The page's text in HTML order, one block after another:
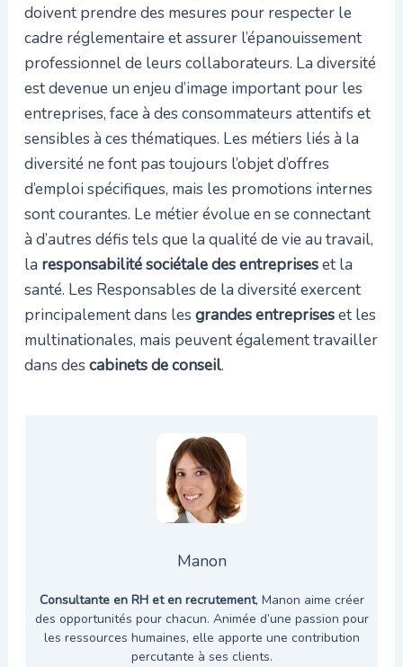
doivent prendre des mesures pour respecter le
cadre réglementaire et assurer l’épanouissement
professionnel de leurs collaborateurs. La diversité
est devenue un enjeu d’image important pour les
entreprises, face à des consommateurs attentifs et
sensibles à ces thématiques. Les métiers liés à la
diversité ne font pas toujours l’objet d’offres
d’emploi spécifiques, mais les promotions internes
sont courantes. Le métier évolue en se connectant
à d’autres défis tels que la qualité de vie au travail,
la responsabilité sociétale des entrepriseset la
santé. Les Responsables de la diversité exercent
principalement dans les grandes entrepriseset les
multinationales, mais peuvent également travailler
dans des cabinets de conseil.
Manon
Consultante en RH et en recrutement, Manon aime créer
des opportunités pour chacun. Animée d’une passion pour
les ressources humaines, elle apporte une contribution
percutante à ses clients.